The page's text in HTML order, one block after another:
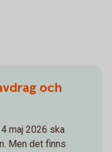
och
maj 2026 ska
Men det finns